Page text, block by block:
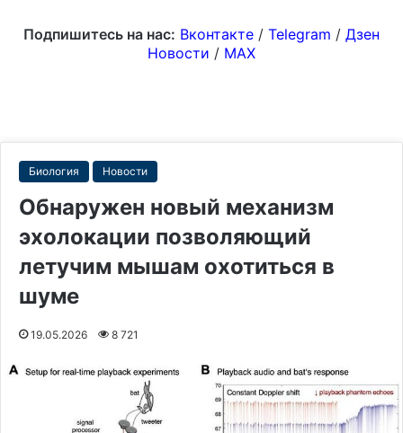
Подпишитесь на нас: Вконтакте / Telegram / Дзен
Новости / MAX